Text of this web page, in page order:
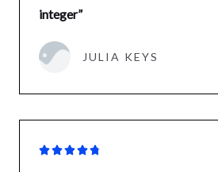
integer”
JULIA KEYS
